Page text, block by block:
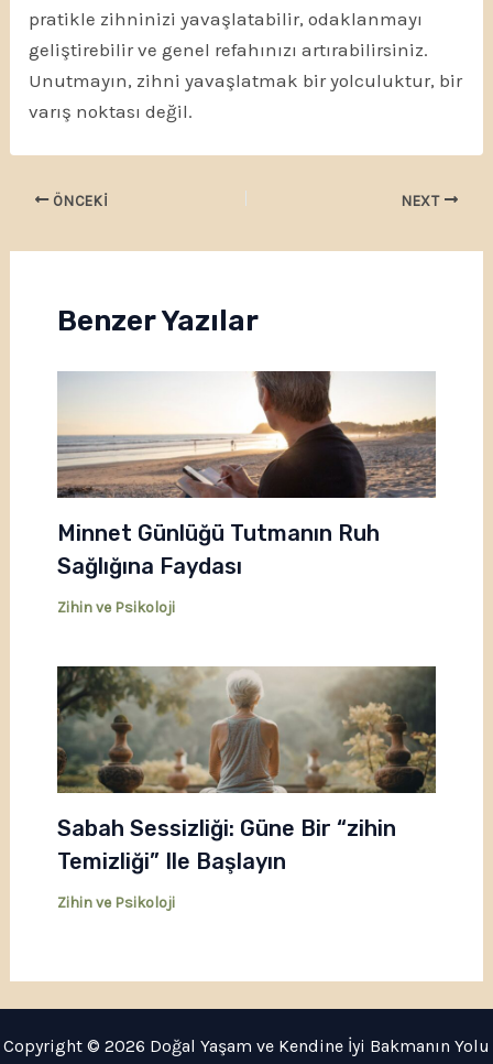
pratikle zihninizi yavaşlatabilir, odaklanmayı
geliştirebilir ve genel refahınızı artırabilirsiniz.
Unutmayın, zihni yavaşlatmak bir yolculuktur, bir
varış noktası değil.
ÖNCEKI NEXT
Benzer Yazılar
Minnet Günlüğü Tutmanın Ruh
Sağlığına Faydası
Zihin ve Psikoloji
Sabah Sessizliği: Güne Bir “zihin
Temizliği” Ile Başlayın
Zihin ve Psikoloji
Copyright © 2026 Doğal Yaşam ve Kendine İyi Bakmanın Yolu